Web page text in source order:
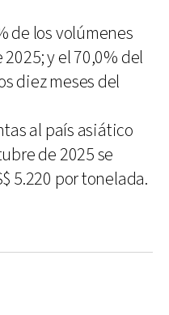
de los volúmenes
y el 70,0% del
diez meses del
al país asiático
de 2025 se
5.220 por tonelada.